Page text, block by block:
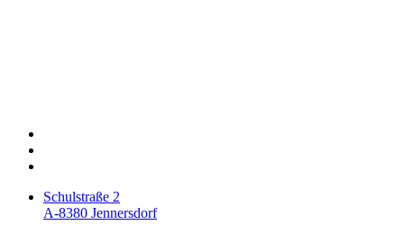
Schulstraße 2
A-8380 Jennersdorf